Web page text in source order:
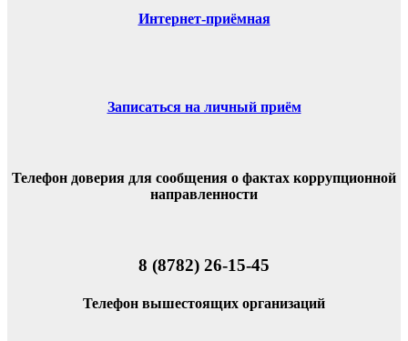
Интернет-приёмная
Записаться на личный приём
Телефон доверия для сообщения о фактах коррупционной
направленности
8 (8782) 26-15-45
Телефон вышестоящих организаций